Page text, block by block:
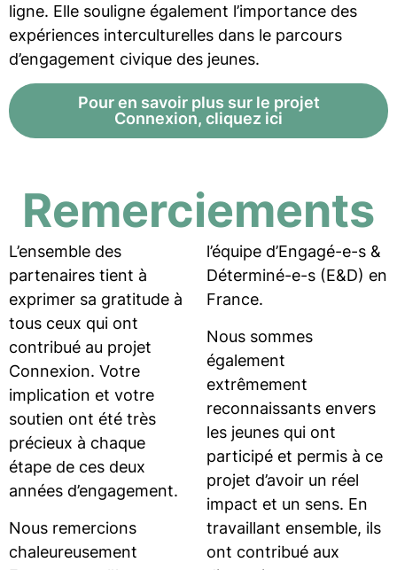
ligne. Elle souligne également l’importance des
expériences interculturelles dans le parcours
d’engagement civique des jeunes.
Pour en savoir plus sur le projet
Connexion, cliquez ici
Remerciements
L’ensemble des
partenaires tient à
exprimer sa gratitude à
tous ceux qui ont
contribué au projet
Connexion. Votre
implication et votre
soutien ont été très
précieux à chaque
étape de ces deux
années d’engagement.
Nous remercions
chaleureusement
l’équipe d’Engagé-e-s &
Déterminé-e-s (E&D) en
France.
Nous sommes
également
extrêmement
reconnaissants envers
les jeunes qui ont
participé et permis à ce
projet d’avoir un réel
impact et un sens. En
travaillant ensemble, ils
ont contribué aux